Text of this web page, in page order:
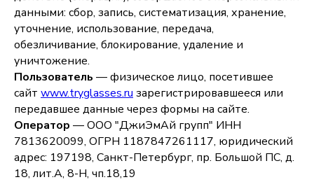
данными: сбор, запись, систематизация, хранение,
уточнение, использование, передача,
обезличивание, блокирование, удаление и
уничтожение.
Пользователь — физическое лицо, посетившее
сайт www.tryglasses.ru зарегистрировавшееся или
передавшее данные через формы на сайте.
Оператор — ООО "ДжиЭмАй групп" ИНН
7813620099, ОГРН 1187847261117, юридический
адрес: 197198, Санкт-Петербург, пр. Большой ПС, д.
18, лит.А, 8-Н, чп.18,19